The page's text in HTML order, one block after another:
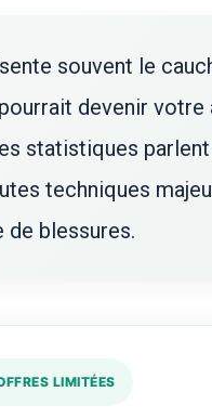
souvent le
devenir
statistiques
techniques
blessures.
LIMITÉES